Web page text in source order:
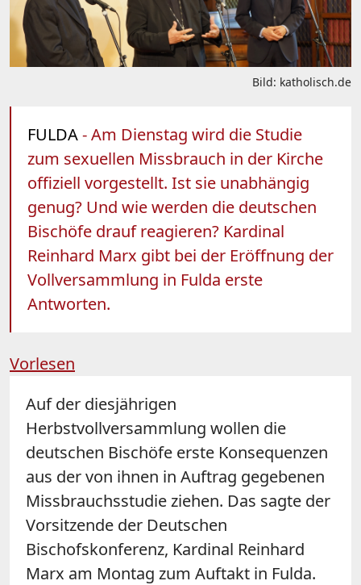
Bild: katholisch.de
FULDA- Am Dienstag wird die Studie
zum sexuellen Missbrauch in der Kirche
offiziell vorgestellt. Ist sie unabhängig
genug? Und wie werden die deutschen
Bischöfe drauf reagieren? Kardinal
Reinhard Marx gibt bei der Eröffnung der
Vollversammlung in Fulda erste
Antworten.
Vorlesen
Auf der diesjährigen
Herbstvollversammlung wollen die
deutschen Bischöfe erste Konsequenzen
aus der von ihnen in Auftrag gegebenen
Missbrauchsstudie ziehen. Das sagte der
Vorsitzende der Deutschen
Bischofskonferenz, Kardinal Reinhard
Marx am Montag zum Auftakt in Fulda.